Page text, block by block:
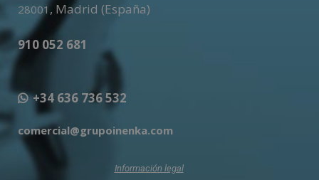
28001, Madrid (España)
910 052 681
+34 636 736 532
comercial@grupoinenka.com
Información legal